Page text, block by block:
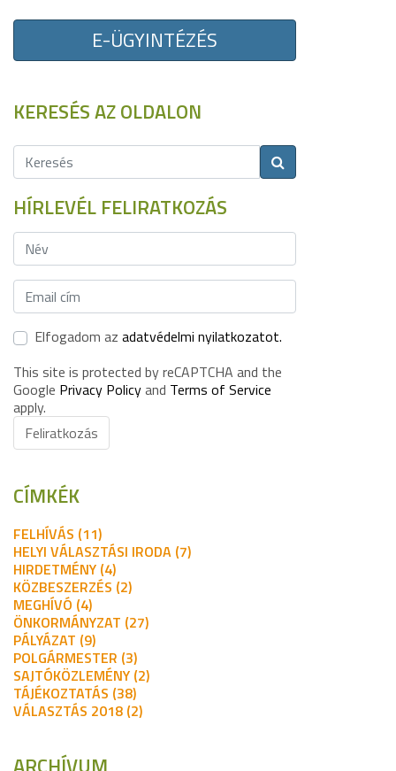
E-ÜGYINTÉZÉS
KERESÉS AZ OLDALON
HÍRLEVÉL FELIRATKOZÁS
Elfogadom az adatvédelmi nyilatkozatot.
This site is protected by reCAPTCHA and the
Google Privacy Policyand Terms of Service
apply.
Feliratkozás
CÍMKÉK
FELHÍVÁS (11)
HELYI VÁLASZTÁSI IRODA (7)
HIRDETMÉNY (4)
KÖZBESZERZÉS (2)
MEGHÍVÓ (4)
ÖNKORMÁNYZAT (27)
PÁLYÁZAT (9)
POLGÁRMESTER (3)
SAJTÓKÖZLEMÉNY (2)
TÁJÉKOZTATÁS (38)
VÁLASZTÁS 2018 (2)